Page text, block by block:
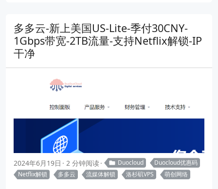
多多云-新上美国US-Lite-季付30CNY-
1Gbps带宽-2TB流量-支持Netflix解锁-IP
干净
2024年6月19日 2 分钟阅读 Duocloud
Duocloud优惠码
Netflix解锁
多多云 流媒体解锁 洛杉矶VPS 萌创网络